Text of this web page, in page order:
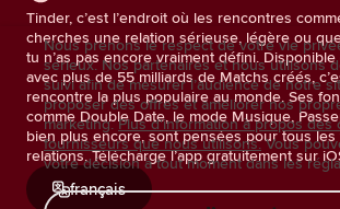
Tinder, c’est l’endroit où les rencontres
cherches une relation sérieuse, légère ou
tu n’as pas encore vraiment défini.
avec plus de 55 milliards de Matchs créés,
rencontre la plus populaire au monde. Ses
comme Double Date, le mode Musique,
bien plus encore, sont pensées pour tous
relations. Télécharge l’app gratuitement sur
français
Nous prenons le respect de votre vie
sérieux. Nos partenaires et nous utilisons
suivi afin de mesurer l’audience de notre
proposer des offres et améliorer nos
marketing. Plus d'information à propos des
fournisseurs que nous utilisons. Vous
votre décision à tout moment dans les